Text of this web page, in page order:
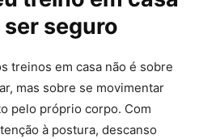
seguro
treinos em casa não é sobre
mas sobre se movimentar
pelo próprio corpo. Com
à postura, descanso